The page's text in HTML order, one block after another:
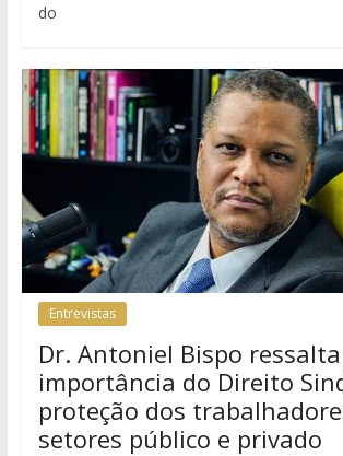
do
Entrevistas
Dr. Antoniel Bispo
importância do Direito
proteção dos
setores público e privado